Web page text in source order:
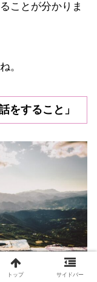
ことが分かりま
。
をすること」
トップ サイドバー